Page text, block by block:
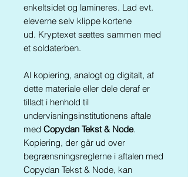
enkeltsidet og lamineres. Lad evt.
eleverne selv klippe kortene
ud. Kryptexet sættes sammen med
et soldaterben.
Al kopiering, analogt og digitalt, af
dette materiale eller dele deraf er
tilladt i henhold til
undervisningsinstitutionens aftale
med Copydan Tekst & Node.
Kopiering, der går ud over
begrænsningsreglerne i aftalen med
Copydan Tekst & Node, kan